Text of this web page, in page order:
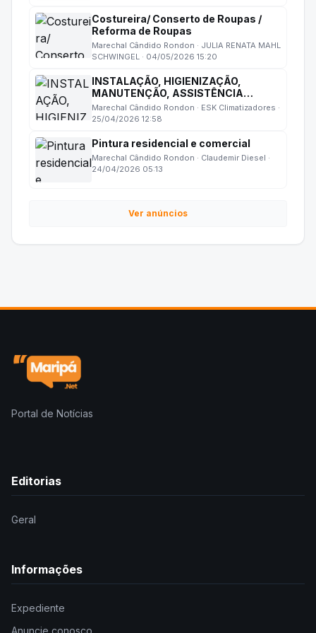
Costureira/ Conserto de Roupas /
Reforma de Roupas
Marechal Cândido Rondon · JULIA RENATA MAHL
SCHWINGEL · 04/05/2026 15:20
INSTALAÇÃO, HIGIENIZAÇÃO,
MANUTENÇÃO, ASSISTÊNCIA
TÉCNICA DE CLIMATIZADORES
EVAPORATIVOS.
Marechal Cândido Rondon · ESK Climatizadores ·
25/04/2026 12:58
Pintura residencial e comercial
Marechal Cândido Rondon · Claudemir Diesel ·
24/04/2026 05:13
Ver anúncios
Portal de Notícias
Editorias
Geral
Informações
Expediente
Anuncie conosco